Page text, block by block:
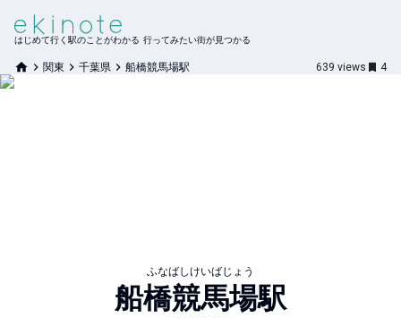
はじめて行く駅のことがわかる 行ってみたい街が見つかる
関東 千葉県 船橋競馬場駅 639 views 4
ふなばしけいばじょう
船橋競馬場駅